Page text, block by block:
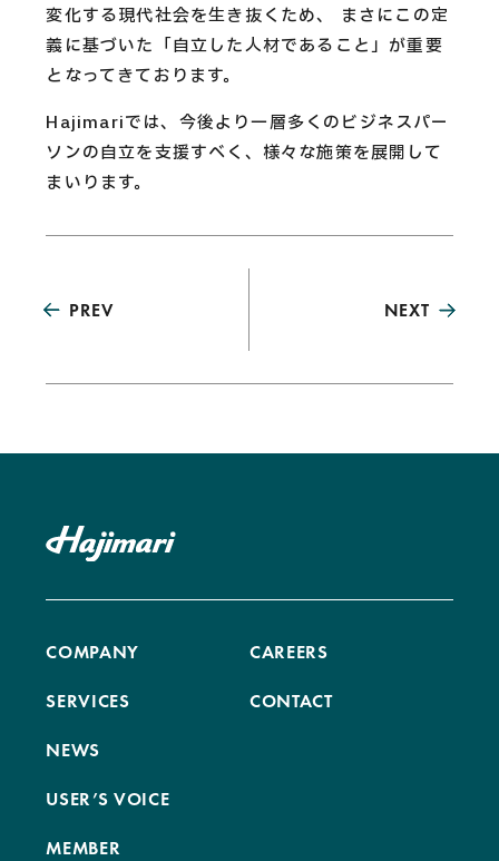
変化する現代社会を生き抜くため、 まさにこの定
義に基づいた「自立した人材であること」が重要
となってきております。
Hajimariでは、今後より一層多くのビジネスパー
ソンの自立を支援すべく、様々な施策を展開して
まいります。
PREV NEXT
COMPANY
SERVICES
NEWS
USER’S VOICE
MEMBER
CAREERS
CONTACT